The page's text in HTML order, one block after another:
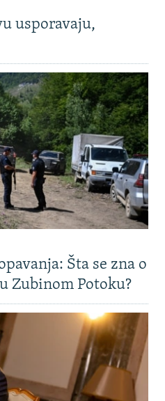
usporavaju,
Šta se zna o
Zubinom Potoku?